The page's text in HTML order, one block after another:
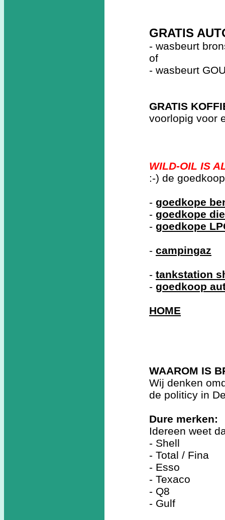
GRATIS
- wasbeurt
of
- wasbeurt
GRATIS
voorlopig voor
WILD-OIL IS
:-) de
- goedkope
- goedkope
- goedkope
- campingaz
- tankstation
- goedkoop
HOME
WAAROM IS
Wij denken
de politicy in
Dure merken:
Idereen weet
- Shell
- Total / Fina
- Esso
- Texaco
- Q8
- Gulf